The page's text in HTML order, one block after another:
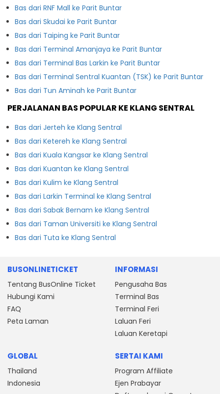
Bas dari RNF Mall ke Parit Buntar
Bas dari Skudai ke Parit Buntar
Bas dari Taiping ke Parit Buntar
Bas dari Terminal Amanjaya ke Parit Buntar
Bas dari Terminal Bas Larkin ke Parit Buntar
Bas dari Terminal Sentral Kuantan (TSK) ke Parit Buntar
Bas dari Tun Aminah ke Parit Buntar
PERJALANAN BAS POPULAR KE KLANG SENTRAL
Bas dari Jerteh ke Klang Sentral
Bas dari Ketereh ke Klang Sentral
Bas dari Kuala Kangsar ke Klang Sentral
Bas dari Kuantan ke Klang Sentral
Bas dari Kulim ke Klang Sentral
Bas dari Larkin Terminal ke Klang Sentral
Bas dari Sabak Bernam ke Klang Sentral
Bas dari Taman Universiti ke Klang Sentral
Bas dari Tuta ke Klang Sentral
BUSONLINETICKET
Tentang BusOnline Ticket
Hubungi Kami
FAQ
Peta Laman
INFORMASI
Pengusaha Bas
Terminal Bas
Terminal Feri
Laluan Feri
Laluan Keretapi
GLOBAL
Thailand
Indonesia
SERTAI KAMI
Program Affiliate
Ejen Prabayar